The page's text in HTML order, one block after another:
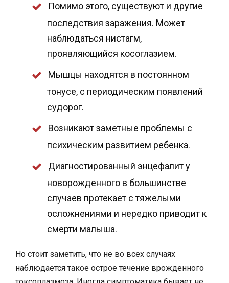
Помимо этого, существуют и другие
последствия заражения. Может
наблюдаться нистагм,
проявляющийся косоглазием.
Мышцы находятся в постоянном
тонусе, с периодическим появлений
судорог.
Возникают заметные проблемы с
психическим развитием ребенка.
Диагностированный энцефалит у
новорожденного в большинстве
случаев протекает с тяжелыми
осложнениями и нередко приводит к
смерти малыша.
Но стоит заметить, что не во всех случаях
наблюдается такое острое течение врожденного